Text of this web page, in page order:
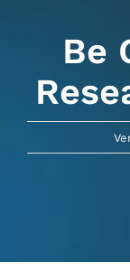
GV-SOLAS
Publikationen
Be